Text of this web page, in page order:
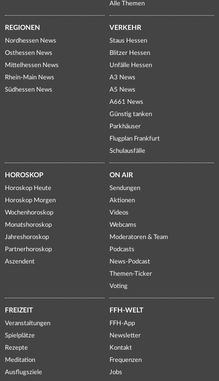
Alle Themen
REGIONEN
Nordhessen News
Osthessen News
Mittelhessen News
Rhein-Main News
Südhessen News
VERKEHR
Staus Hessen
Blitzer Hessen
Unfälle Hessen
A3 News
A5 News
A661 News
Günstig tanken
Parkhäuser
Flugplan Frankfurt
Schulausfälle
HOROSKOP
Horoskop Heute
Horoskop Morgen
Wochenhoroskop
Monatshoroskop
Jahreshoroskop
Partnerhoroskop
Aszendent
ON AIR
Sendungen
Aktionen
Videos
Webcams
Moderatoren & Team
Podcasts
News-Podcast
Themen-Ticker
Voting
FREIZEIT
Veranstaltungen
Spielplätze
Rezepte
Meditation
Ausflugsziele
FFH-WELT
FFH-App
Newsletter
Kontakt
Frequenzen
Jobs